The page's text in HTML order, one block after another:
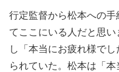
行定監督から松本への
てここにいる人だと思
し「本当にお疲れ様で
られていた。松本は「